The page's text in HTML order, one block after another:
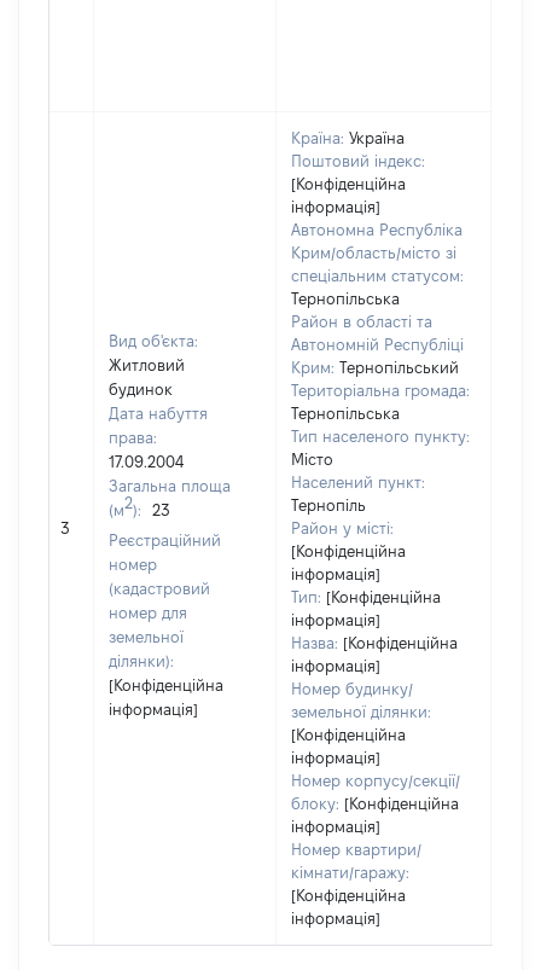
3
Вид об'єкта:
Житловий
будинок
Дата набуття
права:
17.09.2004
Загальна площа
(м2):
23
Реєстраційний
номер
(кадастровий
номер для
земельної
ділянки):
[Конфіденційна
інформація]
Країна: Україна
Поштовий індекс:
[Конфіденційна
інформація]
Автономна Республіка
Крим/область/місто зі
спеціальним статусом:
Тернопільська
Район в області та
Автономній Республіці
Крим: Тернопільський
Територіальна громада:
Тернопільська
Тип населеного пункту:
Місто
Населений пункт:
Тернопіль
Район у місті:
[Конфіденційна
інформація]
Тип: [Конфіденційна
інформація]
Назва: [Конфіденційна
інформація]
Номер будинку/
земельної ділянки:
[Конфіденційна
інформація]
Номер корпусу/секції/
блоку: [Конфіденційна
інформація]
Номер квартири/
кімнати/гаражу:
[Конфіденційна
інформація]